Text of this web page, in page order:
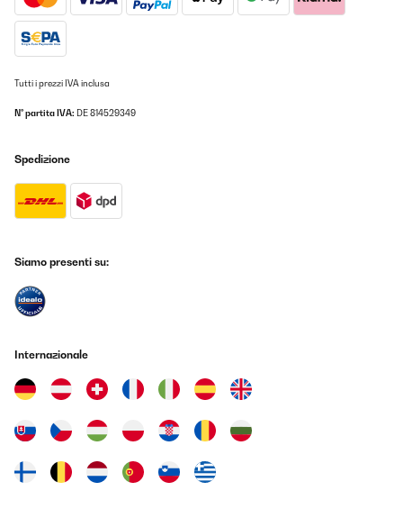
Tutti i prezzi IVA inclusa
N° partita IVA: DE 814529349
Spedizione
Siamo presenti su:
Internazionale